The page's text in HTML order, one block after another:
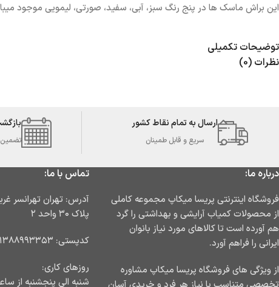
این براش ماسک ها در پنج رنگ سبز، آبی، سفید، صورتی، لیمویی موجود
توضیحات تکمیلی
نظرات (0)
ارسال به تمام نقاط کشور
سریع و قابل طمینان تضمین
درباره ما:
فروشگاه اینترنتی پریسا میکاپ مجموعه کاملی
از محصولات کمیاب آرایشی و بهداشتی را گرد
هم آورده است تا کالاهای مورد نیاز بانوان
ایرانی را فراهم آورد.
از ویژگی های فروشگاه پریسا میکاپ مشاوره
تماس با ما:
پلاک ۳۰ واحد ۲
کدپستی: ۱۳۸۸۹۹۳۳۵۳
روزهای کاری:
شنبه الی پنجشنبه از ساعت ۹